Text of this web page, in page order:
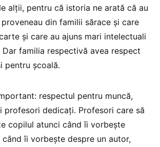
alții, pentru că istoria ne arată că au
din familii sărace și care
și care au ajuns mari intelectuali
familia respectivă avea respect
pentru școală.
respectul pentru muncă,
profesori dedicați. Profesori care să
copilul atunci când îi vorbește
îi vorbește despre un autor,